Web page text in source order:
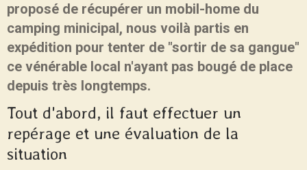
Contact
proposé de récupérer un mobil-home du
camping minicipal, nous voilà partis en
expédition pour tenter de "sortir de sa gangue"
ce vénérable local n'ayant pas bougé de place
depuis très longtemps.
Tout d'abord, il faut effectuer un
repérage et une évaluation de la
situation